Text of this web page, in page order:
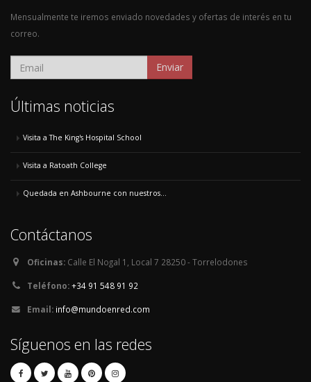
Mensualmente te iremos enviado novedades y ofertas de interés en tu
correo.
Enviar
Últimas noticias
Visita a The King's Hospital School
Visita a Ratoath College
Quedada en Ashbourne con nuestros...
Contáctanos
Oficinas: Calle El Nogal 1, Local 7 28250 - Torrelodones
Teléfono:+34 91 548 91 92
Email: info@mundoenred.com
Síguenos en las redes